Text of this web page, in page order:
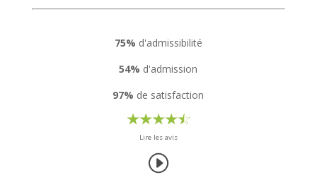
75% d'admissibilité
54% d'admission
97% de satisfaction
Lire les avis